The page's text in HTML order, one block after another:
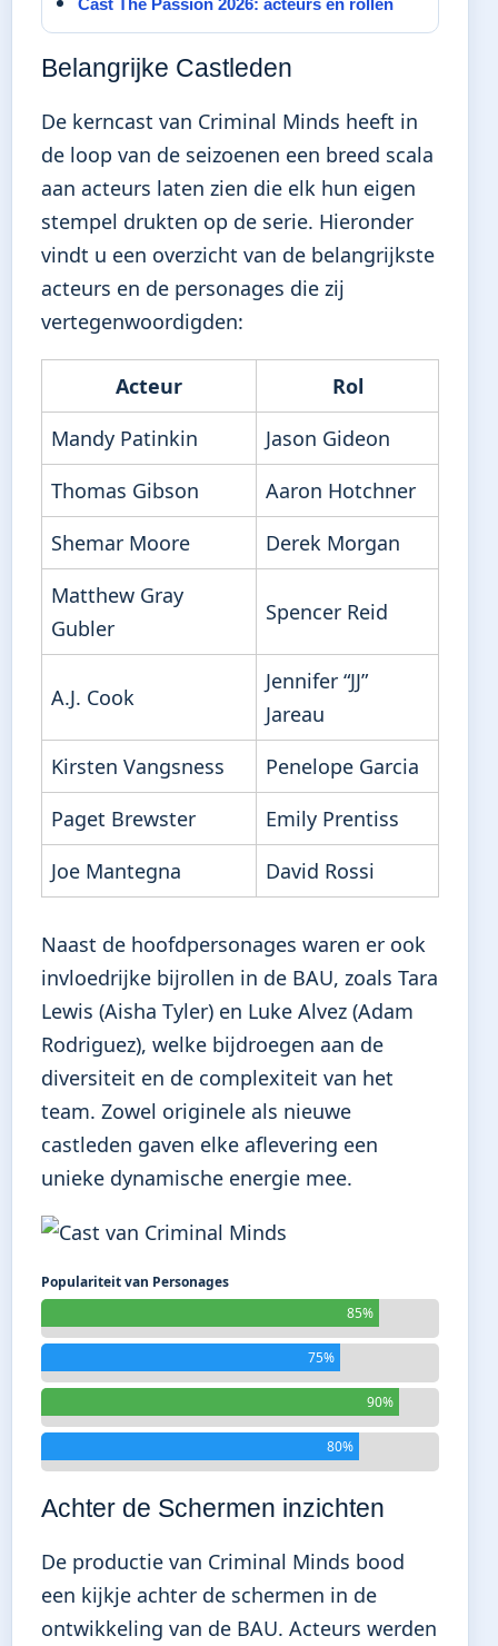
Belangrijke Castleden
De kerncast van Criminal Minds heeft in
de loop van de seizoenen een breed scala
aan acteurs laten zien die elk hun eigen
stempel drukten op de serie. Hieronder
vindt u een overzicht van de belangrijkste
acteurs en de personages die zij
vertegenwoordigden:
Acteur
Rol
Mandy Patinkin
Jason Gideon
Thomas Gibson
Aaron Hotchner
Shemar Moore
Derek Morgan
Matthew Gray
Gubler
Spencer Reid
A.J. Cook
Jennifer “JJ”
Jareau
Kirsten Vangsness
Penelope Garcia
Paget Brewster
Emily Prentiss
Joe Mantegna
David Rossi
Naast de hoofdpersonages waren er ook
invloedrijke bijrollen in de BAU, zoals Tara
Lewis (Aisha Tyler) en Luke Alvez (Adam
Rodriguez), welke bijdroegen aan de
diversiteit en de complexiteit van het
team. Zowel originele als nieuwe
castleden gaven elke aflevering een
unieke dynamische energie mee.
Populariteit van Personages
85%
75%
90%
80%
Achter de Schermen inzichten
De productie van Criminal Minds bood
een kijkje achter de schermen in de
ontwikkeling van de BAU. Acteurs werden